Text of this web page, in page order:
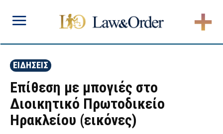
ΕΙΔΗΣΕΙΣ
Επίθεση με μπογιές στο
Διοικητικό Πρωτοδικείο
Ηρακλείου (εικόνες)